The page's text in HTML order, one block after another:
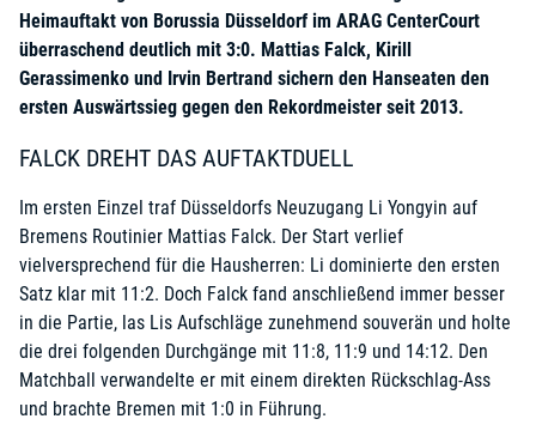
Heimauftakt von Borussia Düsseldorf im ARAG CenterCourt
überraschend deutlich mit 3:0. Mattias Falck, Kirill
Gerassimenko und Irvin Bertrand sichern den Hanseaten den
ersten Auswärtssieg gegen den Rekordmeister seit 2013.
FALCK DREHT DAS AUFTAKTDUELL
Im ersten Einzel traf Düsseldorfs Neuzugang Li Yongyin auf
Bremens Routinier Mattias Falck. Der Start verlief
vielversprechend für die Hausherren: Li dominierte den ersten
Satz klar mit 11:2. Doch Falck fand anschließend immer besser
in die Partie, las Lis Aufschläge zunehmend souverän und holte
die drei folgenden Durchgänge mit 11:8, 11:9 und 14:12. Den
Matchball verwandelte er mit einem direkten Rückschlag-Ass
und brachte Bremen mit 1:0 in Führung.